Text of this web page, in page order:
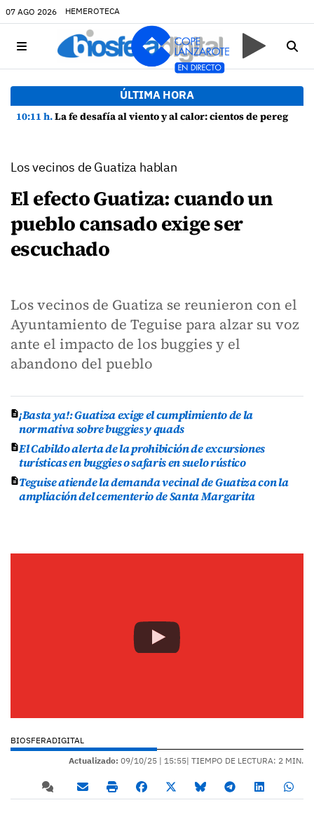
07 AGO 2026 HEMEROTECA
ÚLTIMA HORA
10:11 h.La fe desafía al viento y al calor: cientos de peregrinos arropan a la Virgen de las Nieves
Los vecinos de Guatiza hablan
El efecto Guatiza: cuando un
pueblo cansado exige ser
escuchado
Los vecinos de Guatiza se reunieron con el
Ayuntamiento de Teguise para alzar su voz
ante el impacto de los buggies y el
abandono del pueblo
¡Basta ya!: Guatiza exige el cumplimiento de la
normativa sobre buggies y quads
El Cabildo alerta de la prohibición de excursiones
turísticas en buggies o safaris en suelo rústico
Teguise atiende la demanda vecinal de Guatiza con la
ampliación del cementerio de Santa Margarita
BIOSFERADIGITAL
Actualizado: 09/10/25 | 15:55| TIEMPO DE LECTURA: 2 MIN.